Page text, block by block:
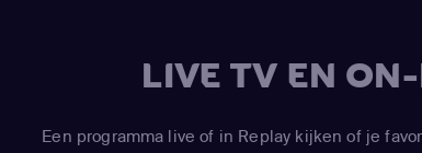
LIVE TV EN
Een programma live of in Replay kijken of je